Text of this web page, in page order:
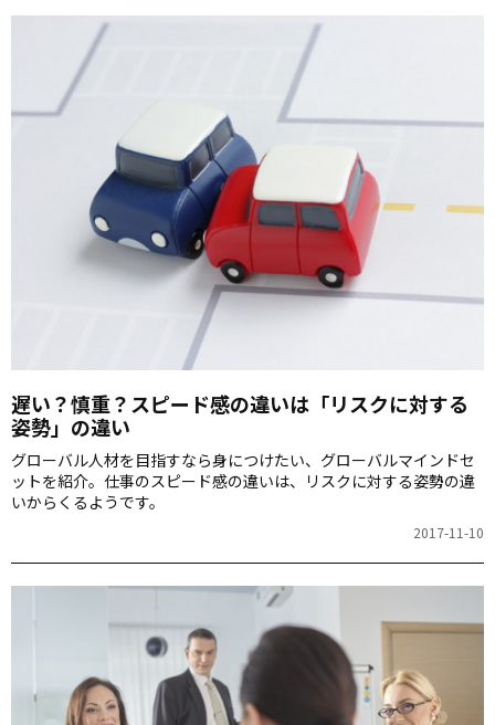
遅い？慎重？スピード感の違いは「リスクに対する
姿勢」の違い
グローバル人材を目指すなら身につけたい、グローバルマインドセ
ットを紹介。仕事のスピード感の違いは、リスクに対する姿勢の違
いからくるようです。
2017-11-10